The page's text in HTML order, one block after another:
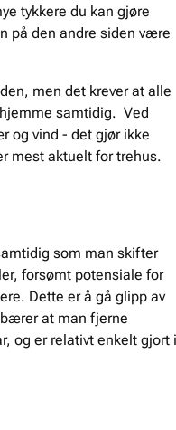
tykkere du kan gjøre
på den andre siden være
men det krever at alle
samtidig. Ved
og vind - det gjør ikke
mest aktuelt for trehus.
som man skifter
forsømt potensiale for
Dette er å gå glipp av
at man fjerne
og er relativt enkelt gjort i